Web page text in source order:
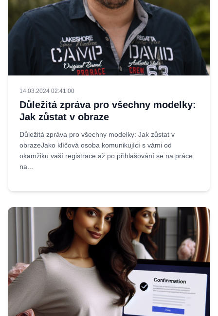
14.03.2024 02:41:00
Důležitá zpráva pro všechny modelky:
Jak zůstat v obraze
Důležitá zpráva pro všechny modelky: Jak zůstat v
obrazeJako klíčová osoba komunikující s vámi od
okamžiku vaší registrace až po přihlašování se na práce
na...